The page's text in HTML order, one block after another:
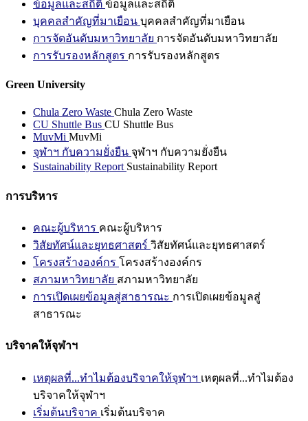
ข้อมูลและสถิติ ข้อมูลและสถิติ
บุคคลสำคัญที่มาเยือน บุคคลสำคัญที่มาเยือน
การจัดอันดับมหาวิทยาลัย การจัดอันดับมหาวิทยาลัย
การรับรองหลักสูตร การรับรองหลักสูตร
Green University
Chula Zero Waste Chula Zero Waste
CU Shuttle Bus CU Shuttle Bus
MuvMi MuvMi
จุฬาฯ กับความยั่งยืน จุฬาฯ กับความยั่งยืน
Sustainability Report Sustainability Report
การบริหาร
คณะผู้บริหาร คณะผู้บริหาร
วิสัยทัศน์และยุทธศาสตร์ วิสัยทัศน์และยุทธศาสตร์
โครงสร้างองค์กร โครงสร้างองค์กร
สภามหาวิทยาลัย สภามหาวิทยาลัย
การเปิดเผยข้อมูลสู่สาธารณะ การเปิดเผยข้อมูลสู่
สาธารณะ
บริจาคให้จุฬาฯ
เหตุผลที่...ทำไมต้องบริจาคให้จุฬาฯ เหตุผลที่...ทำไมต้อง
บริจาคให้จุฬาฯ
เริ่มต้นบริจาค เริ่มต้นบริจาค